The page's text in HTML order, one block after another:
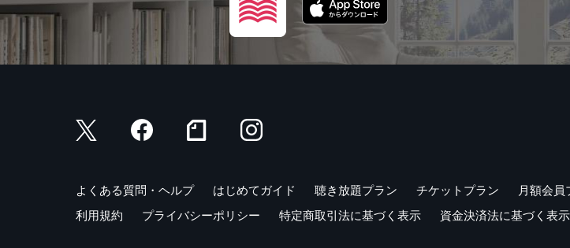
よくある質問・ヘルプ はじめてガイド 聴き放題プラン チケットプラン 月額会員
利用規約
プライバシーポリシー 特定商取引法に基づく表示 資金決済法に基づく表示